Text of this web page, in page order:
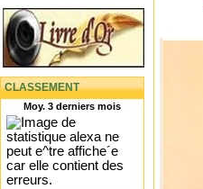
CLASSEMENT
Moy. 3 derniers mois